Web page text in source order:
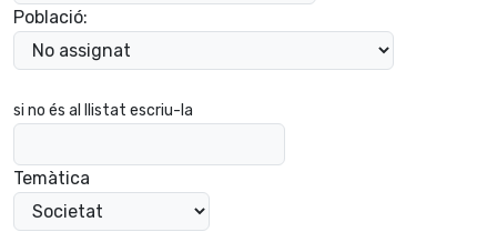
Població:
si no és al llistat escriu-la
Temàtica